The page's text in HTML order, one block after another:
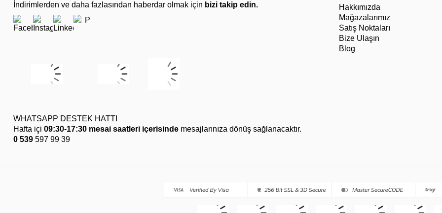
İndirimlerden ve daha fazlasından haberdar olmak için bizi takip edin.
WHATSAPP DESTEK HATTI
Hafta içi 09:30-17:30 mesai saatleri içerisinde mesajlarınıza dönüş sağlanacaktır.
0 539 597 99 39
Hakkımızda
Mağazalarımız
Satış Noktaları
Bize Ulaşın
Blog